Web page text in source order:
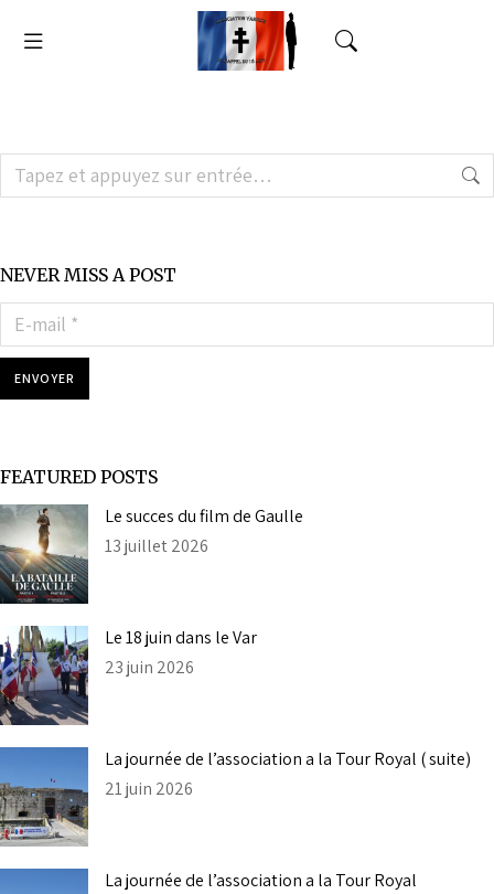
NEVER MISS A POST
E-mail *
ENVOYER
FEATURED POSTS
Le succes du film de Gaulle
13 juillet 2026
Le 18 juin dans le Var
23 juin 2026
La journée de l’association a la Tour Royal ( suite)
21 juin 2026
La journée de l’association a la Tour Royal